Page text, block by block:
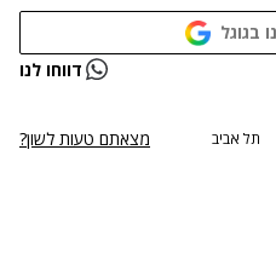
בגוגל
דווחו לנו
תל אביב מצאתם טעות לשון?